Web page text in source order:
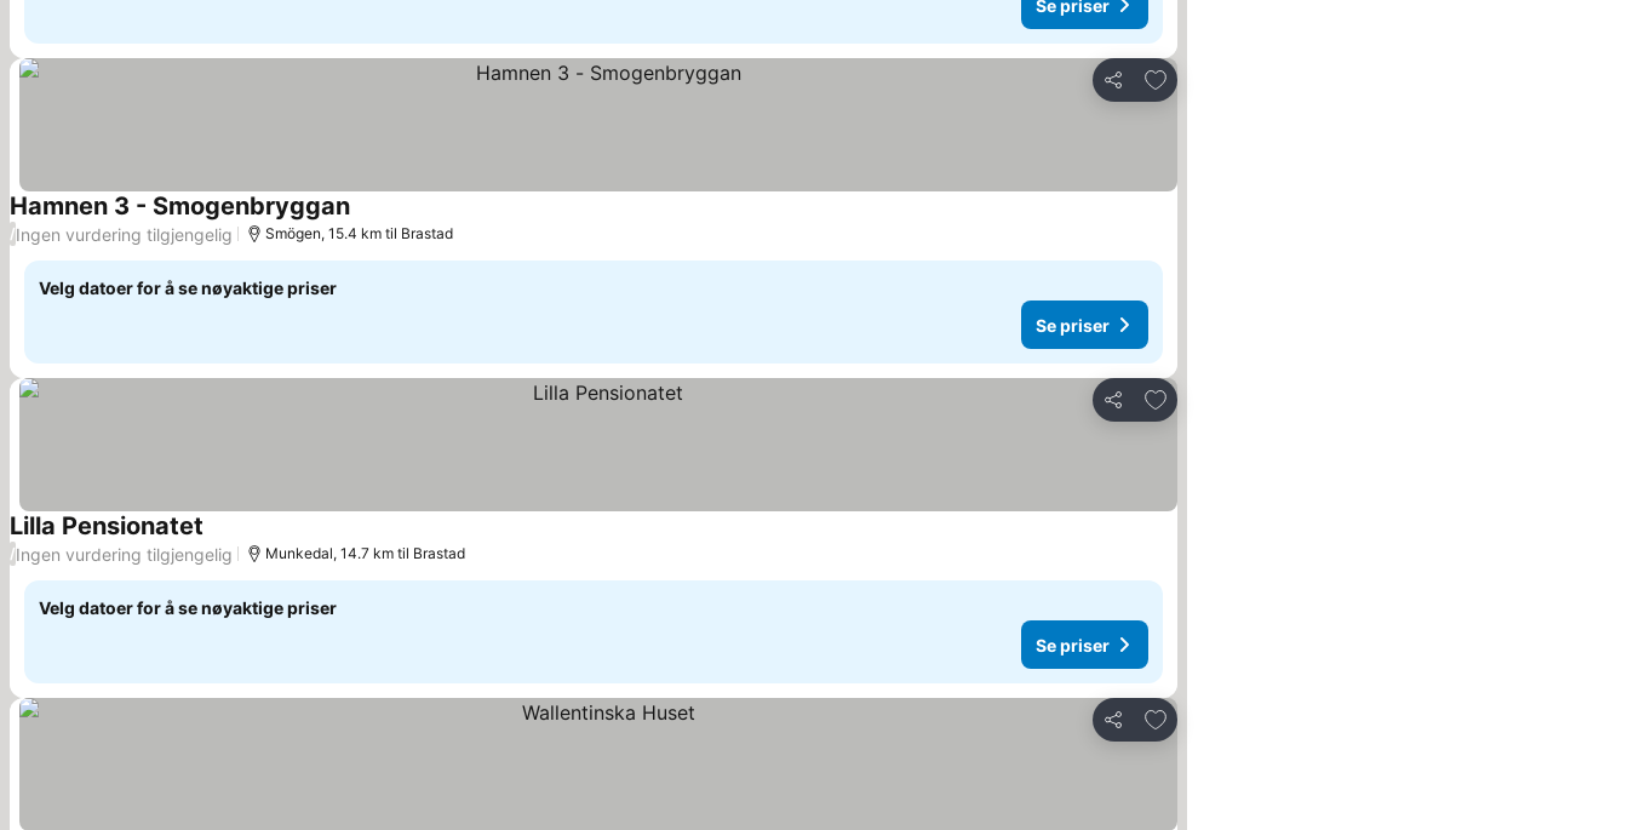
Se priser
Del
Legg til i favoritter
Hamnen 3 - Smogenbryggan
/Ingen vurdering tilgjengelig Smögen, 15.4 km til Brastad
Velg datoer for å se nøyaktige priser
Se priser
Del
Legg til i favoritter
Lilla Pensionatet
/Ingen vurdering tilgjengelig Munkedal, 14.7 km til Brastad
Velg datoer for å se nøyaktige priser
Se priser
Del
Legg til i favoritter